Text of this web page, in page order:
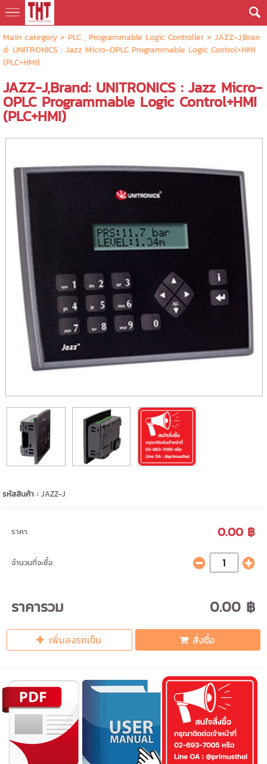
Main category> PLC , Programmable Logic Controller> JAZZ-J,Bran
d: UNITRONICS : Jazz Micro-OPLC Programmable Logic Control+HMI
(PLC+HMI)
JAZZ-J,Brand: UNITRONICS : Jazz Micro-
OPLC Programmable Logic Control+HMI
(PLC+HMI)
รหัสสินค้า :JAZZ-J
ราคา 0.00 ฿
จำนวนที่จะซื้อ
ราคารวม 0.00 ฿
เพิ่มลงรถเข็น สั่งซื้อ